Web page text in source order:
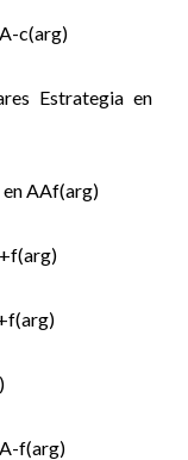
c(arg)
Estrategia en
en AAf(arg)
f(arg)